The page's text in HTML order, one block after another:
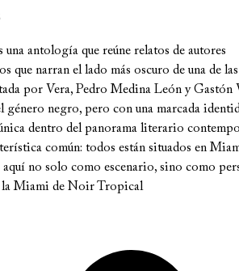
antología que reúne relatos de autores
que narran el lado más oscuro de una de las
por Vera, Pedro Medina León y Gastón
género negro, pero con una marcada
dentro del panorama literario
común: todos están situados en
no solo como escenario, sino como
la Miami de Noir Tropical